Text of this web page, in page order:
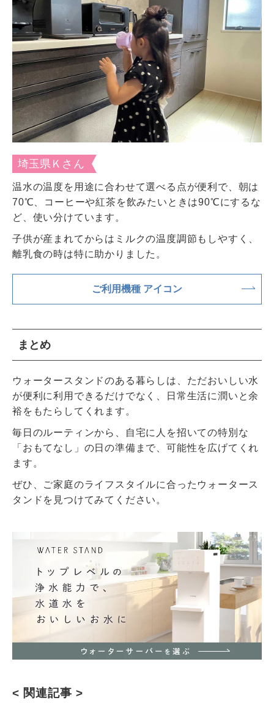
埼玉県Ｋさん
温水の温度を用途に合わせて選べる点が便利で、朝は
70℃、コーヒーや紅茶を飲みたいときは90℃にするな
ど、使い分けています。
子供が産まれてからはミルクの温度調節もしやすく、
離乳食の時は特に助かりました。
ご利用機種 アイコン
まとめ
ウォータースタンドのある暮らしは、ただおいしい水
が便利に利用できるだけでなく、日常生活に潤いと余
裕をもたらしてくれます。
毎日のルーティンから、自宅に人を招いての特別な
「おもてなし」の日の準備まで、可能性を広げてくれ
ます。
ぜひ、ご家庭のライフスタイルに合ったウォータース
タンドを見つけてみてください。
< 関連記事 >